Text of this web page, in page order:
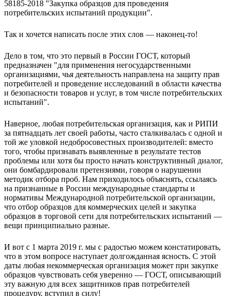
58185-2018 "Закупка образцов для проведения
потребительских испытаний продукции".
Так и хочется написать после этих слов — наконец-то!
Дело в том, что это первый в России ГОСТ, который
предназначен "для применения негосударственными
организациями, чья деятельность направлена на защиту прав
потребителей и проведение исследований в области качества
и безопасности товаров и услуг, в том числе потребительских
испытаний".
Наверное, любая потребительская организация, как и РИПИ
за пятнадцать лет своей работы, часто сталкивалась с одной и
той же уловкой недобросовестных производителей: вместо
того, чтобы признавать выявленные в результате тестов
проблемы или хотя бы просто начать конструктивный диалог,
они бомбардировали претензиями, говоря о нарушении
методик отбора проб. Нам приходилось объяснять, ссылаясь
на признанные в России международные стандарты и
нормативы Международной потребительской организации,
что отбор образцов для коммерческих целей и закупка
образцов в торговой сети для потребительских испытаний —
вещи принципиально разные.
И вот с 1 марта 2019 г. мы с радостью можем констатировать,
что в этом вопросе наступает долгожданная ясность. С этой
даты любая некоммерческая организация может при закупке
образцов чувствовать себя уверенно — ГОСТ, описывающий
эту важную для всех защитников прав потребителей
процедуру, вступил в силу!